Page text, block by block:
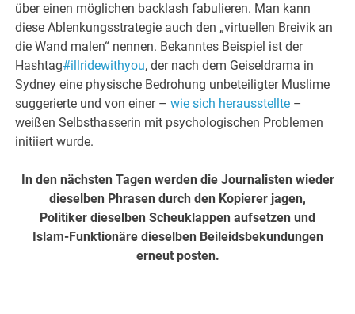
über einen möglichen backlash fabulieren. Man kann
diese Ablenkungsstrategie auch den „virtuellen Breivik an
die Wand malen“ nennen. Bekanntes Beispiel ist der
Hashtag#illridewithyou, der nach dem Geiseldrama in
Sydney eine physische Bedrohung unbeteiligter Muslime
suggerierte und von einer –wie sich herausstellte –
weißen Selbsthasserin mit psychologischen Problemen
initiiert wurde.
In den nächsten Tagen werden die Journalisten wieder
dieselben Phrasen durch den Kopierer jagen,
Politiker dieselben Scheuklappen aufsetzen und
Islam-Funktionäre dieselben Beileidsbekundungen
erneut posten.